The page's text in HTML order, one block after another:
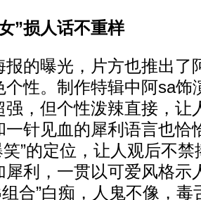
”损人话不重样
曝光，片方也推出了
个性。制作特辑中阿sa饰
强，但个性泼辣直接，让
一针见血的犀利语言也恰
笑”的定位，让人观后不
犀利，一贯以可爱风格示
合”白痴，人鬼不像，毒